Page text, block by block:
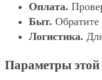
Оплата.
Быт. Обратите
Логистика.
Параметры